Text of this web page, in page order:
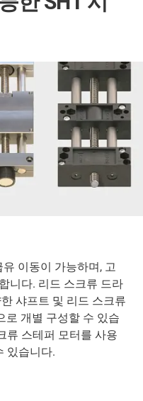
이동이 가능하며, 고
니다. 리드 스크류 드라
샤프트 및 리드 스크류
로 개별 구성할 수 있습
류 스테퍼 모터를 사용
있습니다.